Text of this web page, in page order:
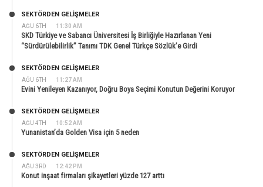
AĞU 6TH 11:30 AM
SEKTÖRDEN GELIŞMELER
SKD Türkiye ve Sabancı Üniversitesi İş Birliğiyle Hazırlanan Yeni
“Sürdürülebilirlik” Tanımı TDK Genel Türkçe Sözlük’e Girdi
AĞU 6TH 11:27 AM
SEKTÖRDEN GELIŞMELER
Evini Yenileyen Kazanıyor, Doğru Boya Seçimi Konutun Değerini Koruyor
AĞU 4TH 10:52 AM
SEKTÖRDEN GELIŞMELER
Yunanistan’da Golden Visa için 5 neden
AĞU 3RD 12:42 PM
SEKTÖRDEN GELIŞMELER
Konut inşaat firmaları şikayetleri yüzde 127 arttı